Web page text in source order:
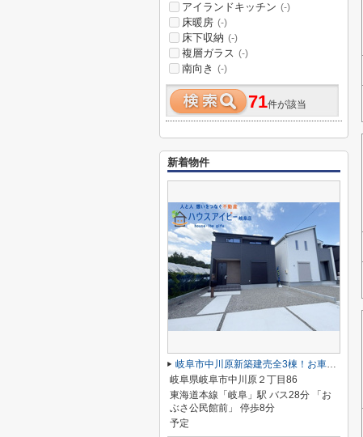
アイランドキッチン (-)
床暖房 (-)
床下収納 (-)
複層ガラス (-)
南向き (-)
71件が該当
新着物件
岐阜市中川原新築建売全3棟！お車並列3台可能！南道路につき日当り良好♪ウォークインクローゼットあり！
岐阜県岐阜市中川原２丁目86
東海道本線「岐阜」駅 バス28分 「お
ぶさ公民館前」 停歩8分
予定